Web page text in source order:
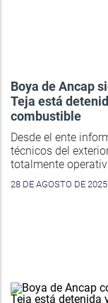
Boya de Ancap
Teja está
combustible
Desde el ente
técnicos del
totalmente
28 DE AGOSTO DE